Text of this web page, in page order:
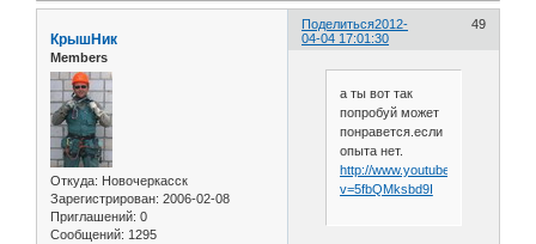
Поделиться 49
2012-
04-04 17:01:30
КрышНик
Members
Откуда: Новочеркасск
Зарегистрирован: 2006-02-08
Приглашений: 0
Сообщений: 1295
а ты вот так
попробуй может
понравется.если
опыта нет.
http://www.youtube.com/watch?
v=5fbQMksbd9I